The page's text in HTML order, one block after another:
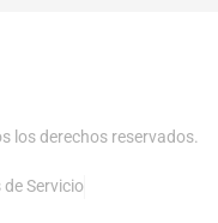
los derechos reservados.
Servicio